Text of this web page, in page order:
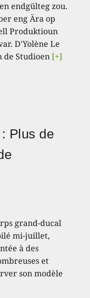
endgülteg zou.
eng Ära op
Produktioun
D'Yolène Le
de Studioen [+]
Plus de
grand-ducal
mi-juillet,
à des
et
son modèle